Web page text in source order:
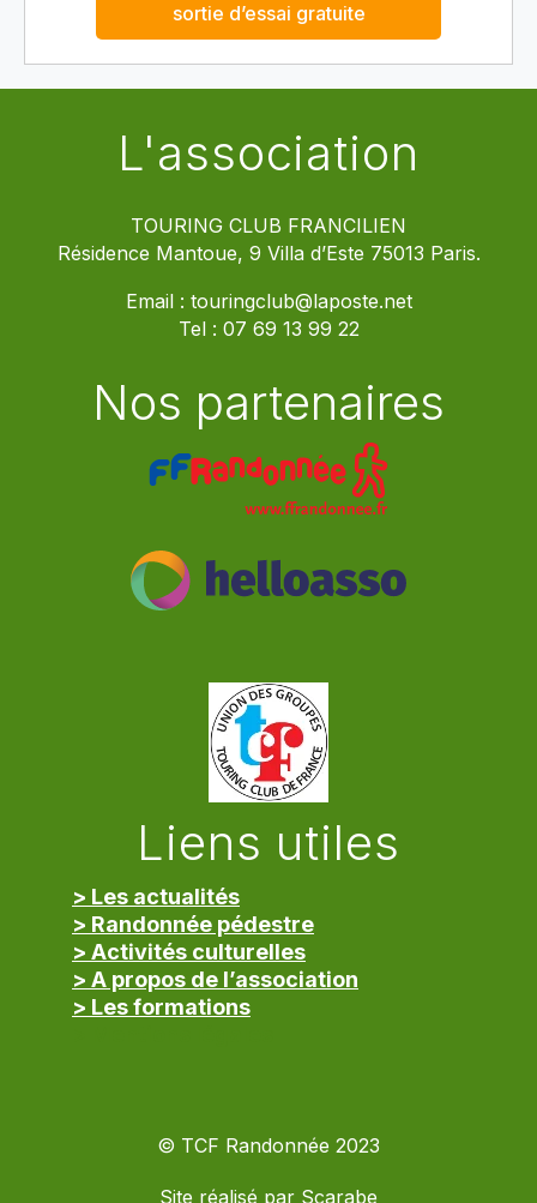
sortie d’essai gratuite
L'association
TOURING CLUB FRANCILIEN
Résidence Mantoue, 9 Villa d’Este 75013 Paris.
Email : touringclub@laposte.net
Tel : 07 69 13 99 22
Nos partenaires
Liens utiles
> Les actualités
> Randonnée pédestre
> Activités culturelles
> A propos de l’association
> Les formations
© TCF Randonnée 2023
Site réalisé par Scarabe